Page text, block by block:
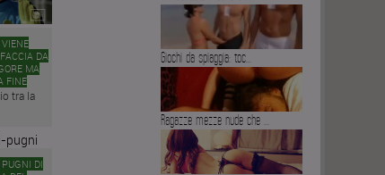
Giochi da spiaggia: toc...
Ragazze mezze nude che ...
DA
MA
FINE
tra la
DI